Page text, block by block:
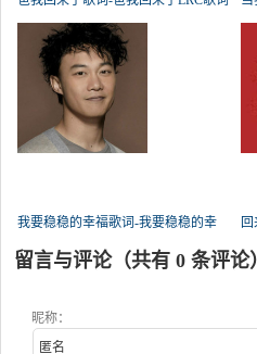
我要稳稳的幸福歌词-我要稳稳的幸
留言与评论（共有 0 条评论）
昵称：